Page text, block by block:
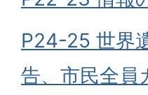
P24-25 世界
告、市民全員